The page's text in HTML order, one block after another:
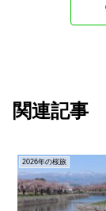
関連記事
2026年の桜旅